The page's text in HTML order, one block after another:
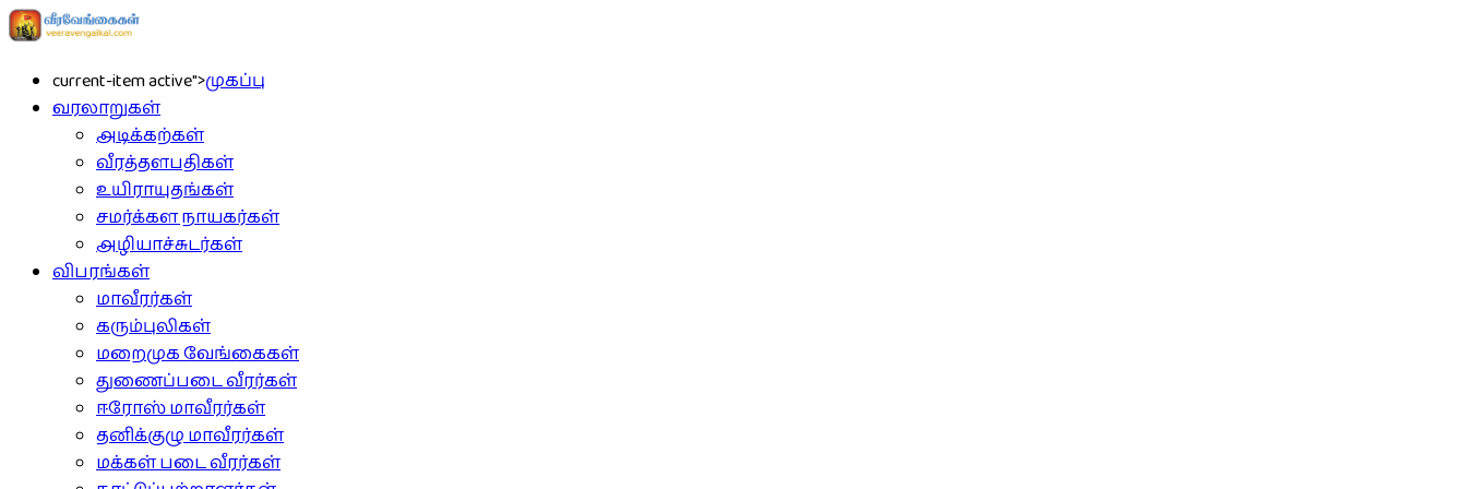
current-item active">முகப்பு
வரலாறுகள்
அடிக்கற்கள்
வீரத்தளபதிகள்
உயிராயுதங்கள்
சமர்க்கள நாயகர்கள்
அழியாச்சுடர்கள்
விபரங்கள்
மாவீரர்கள்
கரும்புலிகள்
மறைமுக வேங்கைகள்
துணைப்படை வீரர்கள்
ஈரோஸ் மாவீரர்கள்
தனிக்குழு மாவீரர்கள்
மக்கள் படை வீரர்கள்